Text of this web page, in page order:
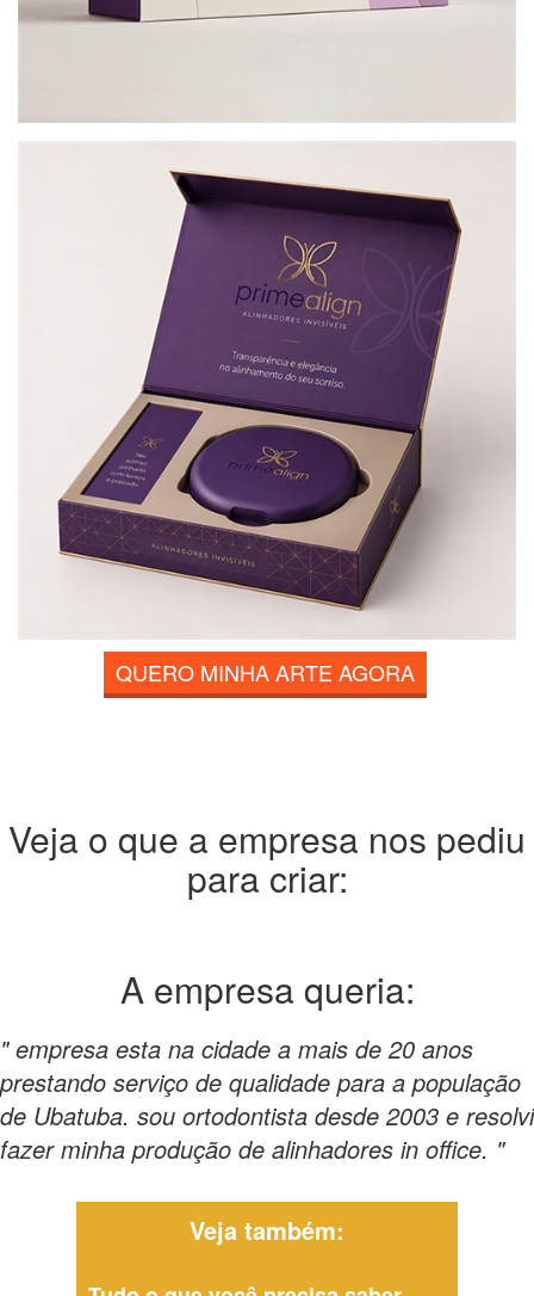
QUERO MINHA ARTE AGORA
Veja o que a empresa nos pediu
para criar:
A empresa queria:
" empresa esta na cidade a mais de 20 anos
prestando serviço de qualidade para a população
de Ubatuba. sou ortodontista desde 2003 e resolvi
fazer minha produção de alinhadores in office. "
Veja também: